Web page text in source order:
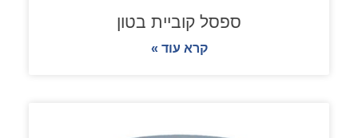
ספסל קוביית בטון
קרא עוד »